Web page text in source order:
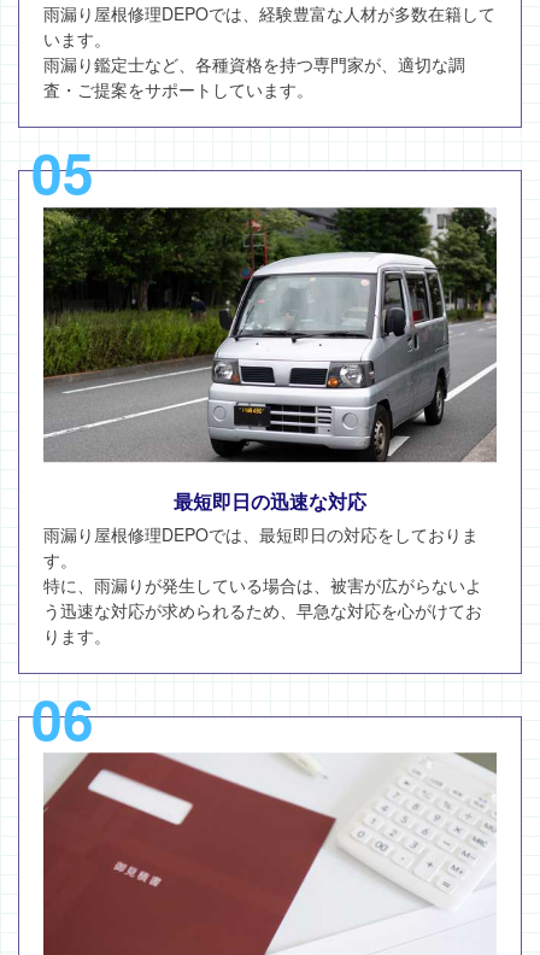
雨漏り屋根修理DEPOでは、経験豊富な人材が多数在籍して
います。
雨漏り鑑定士など、各種資格を持つ専門家が、適切な調
査・ご提案をサポートしています。
05
最短即日の迅速な対応
雨漏り屋根修理DEPOでは、最短即日の対応をしておりま
す。
特に、雨漏りが発生している場合は、被害が広がらないよ
う迅速な対応が求められるため、早急な対応を心がけてお
ります。
06